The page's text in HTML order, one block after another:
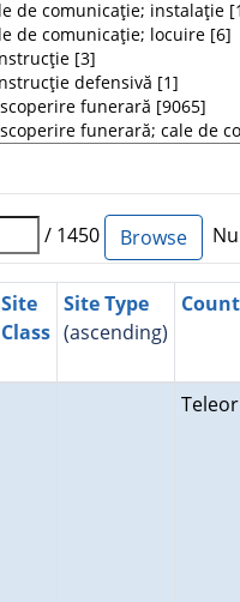
/ 1450
Site
Class
Site Type
(ascending)